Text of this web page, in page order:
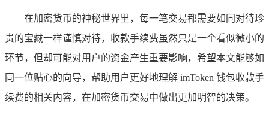
在加密货币的神秘世界里，每一笔交易都需要如同对待珍
贵的宝藏一样谨慎对待，收款手续费虽然只是一个看似微小的
环节，但却可能对用户的资金产生重要影响，希望本文能够如
同一位贴心的向导，帮助用户更好地理解 imToken 钱包收款手
续费的相关内容，在加密货币交易中做出更加明智的决策。